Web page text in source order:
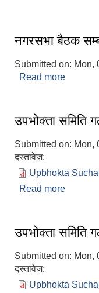
नगरसभा बैठक
Submitted on: Mon,
Read more
उपभोक्ता समिति
Submitted on: Mon,
दस्तावेज:
Upbhokta
Read more
उपभोक्ता समिति
Submitted on: Mon,
दस्तावेज:
Upbhokta